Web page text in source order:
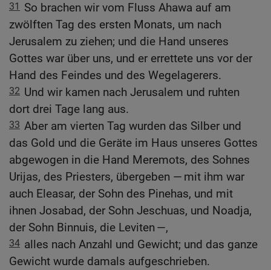
31
So brachen wir vom Fluss Ahawa auf am
zwölften Tag des ersten Monats, um nach
Jerusalem zu ziehen; und die Hand unseres
Gottes war über uns, und er errettete uns vor der
Hand des Feindes und des Wegelagerers.
32 Und wir kamen nach Jerusalem und ruhten
dort drei Tage lang aus.
33 Aber am vierten Tag wurden das Silber und
das Gold und die Geräte im Haus unseres Gottes
abgewogen in die Hand Meremots, des Sohnes
Urijas, des Priesters, übergeben — mit ihm war
auch Eleasar, der Sohn des Pinehas, und mit
ihnen Josabad, der Sohn Jeschuas, und Noadja,
der Sohn Binnuis, die Leviten —,
34 alles nach Anzahl und Gewicht; und das ganze
Gewicht wurde damals aufgeschrieben.